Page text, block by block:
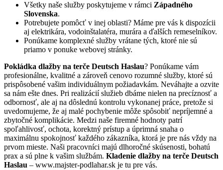
Všetky naše služby poskytujeme v rámci Západného
Slovenska.
Potrebujete pomôcť v inej oblasti? Máme pre vás k dispozícii
aj elektrikára, vodoinštalatéra, murára a ďalších remeselníkov.
Ponúkame komplexné služby vrátane tých, ktoré nie sú
priamo v ponuke webovej stránky.
Pokládka dlažby na terče Deutsch Haslau? Ponúkame vám
profesionálne, kvalitné a zároveň cenovo rozumné služby, ktoré sú
prispôsobené vašim individuálnym požiadavkám. Neváhajte a ozvite
sa nám ešte dnes. Pri realizácií služieb dbáme nielen na precíznosť a
odbornosť, ale aj na dôslednú kontrolu vykonanej práce, pretože si
uvedomujeme, že aj malé pochybenie môže spôsobiť nepríjemné a
zbytočné komplikácie. Medzi naše firemné hodnoty patrí
spoľahlivosť, ochota, korektný prístup a úprimná snaha o
maximálnu spokojnosť každého zákazníka, ktorá je pre nás vždy na
prvom mieste. Naši pracovníci majú dlhoročné skúsenosti, bohatú
prax a sú plne k vašim službám. Kladenie dlažby na terče Deutsch
Haslau – www.majster-podlahar.sk je tu pre vás.